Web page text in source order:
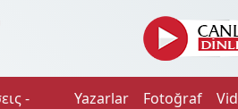
-
Yazarlar Fotoğraf